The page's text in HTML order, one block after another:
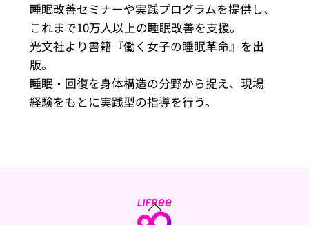
睡眠改善セミナーや実践プログラムを提供し、
これまで10万人以上の睡眠改善を支援。
光文社より書籍『働く女子の睡眠革命』を出
版。
睡眠・回復を身体構造の分野から捉え、現場
経験をもとに実践型の指導を行う。
Back